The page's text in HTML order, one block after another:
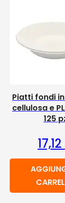
Piatti fondi
cellulosa e
125
17,12